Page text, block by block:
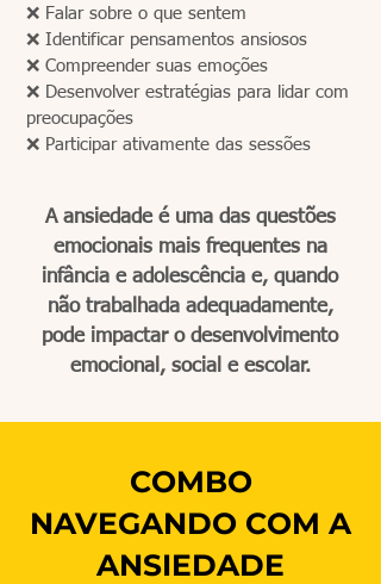
❌ Falar sobre o que sentem
❌ Identificar pensamentos ansiosos
❌ Compreender suas emoções
❌ Desenvolver estratégias para lidar com
preocupações
❌ Participar ativamente das sessões
A ansiedade é uma das questões
emocionais mais frequentes na
infância e adolescência e, quando
não trabalhada adequadamente,
pode impactar o desenvolvimento
emocional, social e escolar.
COMBO
NAVEGANDO COM A
ANSIEDADE